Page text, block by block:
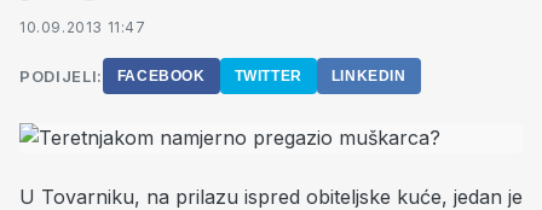
10.09.2013 11:47
PODIJELI: FACEBOOK TWITTER LINKEDIN
U Tovarniku, na prilazu ispred obiteljske kuće, jedan je